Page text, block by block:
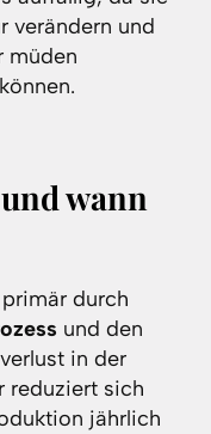
verändern und
müden
wann
durch
und den
in der
reduziert sich
jährlich